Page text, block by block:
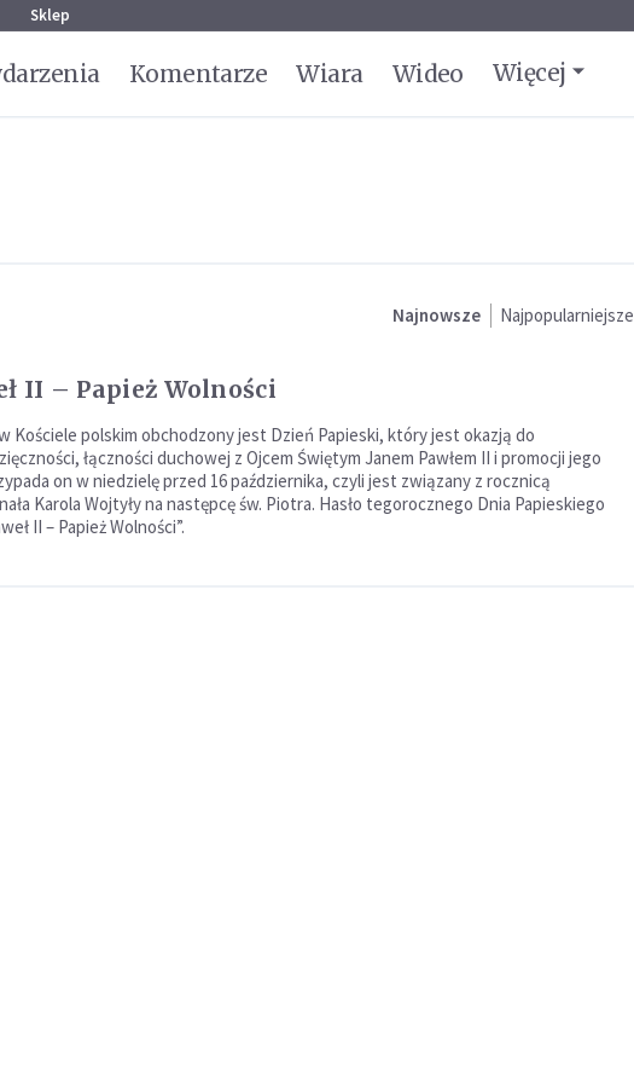
Sklep
Komentarze Wiara Wideo Więcej
Najnowsze Najpopularniejsze
II – Papież Wolności
Kościele polskim obchodzony jest Dzień Papieski, który jest okazją do
łączności duchowej z Ojcem Świętym Janem Pawłem II i promocji jego
on w niedzielę przed 16 października, czyli jest związany z rocznicą
Karola Wojtyły na następcę św. Piotra. Hasło tegorocznego Dnia Papieskiego
II – Papież Wolności”.